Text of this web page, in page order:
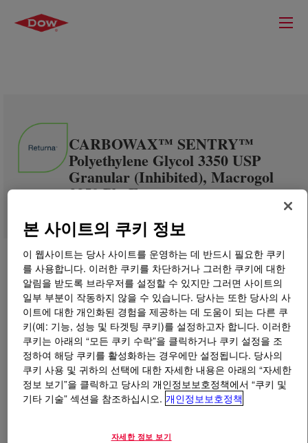
CARBOWAX™ SENTRY™
Polyethylene Glycol 3350 USP
Granular (Inhibited), Macrogol
3350 Ph. Eur.
무엇입니까 CARBOWAX™ SENTRY™ Polyethylene
Glycol 3350 USP Granular (Inhibited), Macrogol 3350
Ph. Eur.?
본 사이트의 쿠키 정보
이 웹사이트는 당사 사이트를 운영하는 데 반드시 필요한 쿠키
를 사용합니다. 이러한 쿠키를 차단하거나 그러한 쿠키에 대한
알림을 받도록 브라우저를 설정할 수 있지만 그러면 사이트의
일부 부분이 작동하지 않을 수 있습니다. 당사는 또한 당사의 사
이트에 대한 개인화된 경험을 제공하는 데 도움이 되는 다른 쿠
키(예: 기능, 성능 및 타겟팅 쿠키)를 설정하고자 합니다. 이러한
쿠키는 아래의 “모든 쿠키 수락”을 클릭하거나 쿠키 설정을 조
정하여 해당 쿠키를 활성화하는 경우에만 설정됩니다. 당사의
쿠키 사용 및 귀하의 선택에 대한 자세한 내용은 아래의 “자세한
정보 보기”을 클릭하고 당사의 개인정보보호정책에서 “쿠키 및
기타 기술” 섹션을 참조하십시오. 개인정보보호정책
자세한 정보 보기